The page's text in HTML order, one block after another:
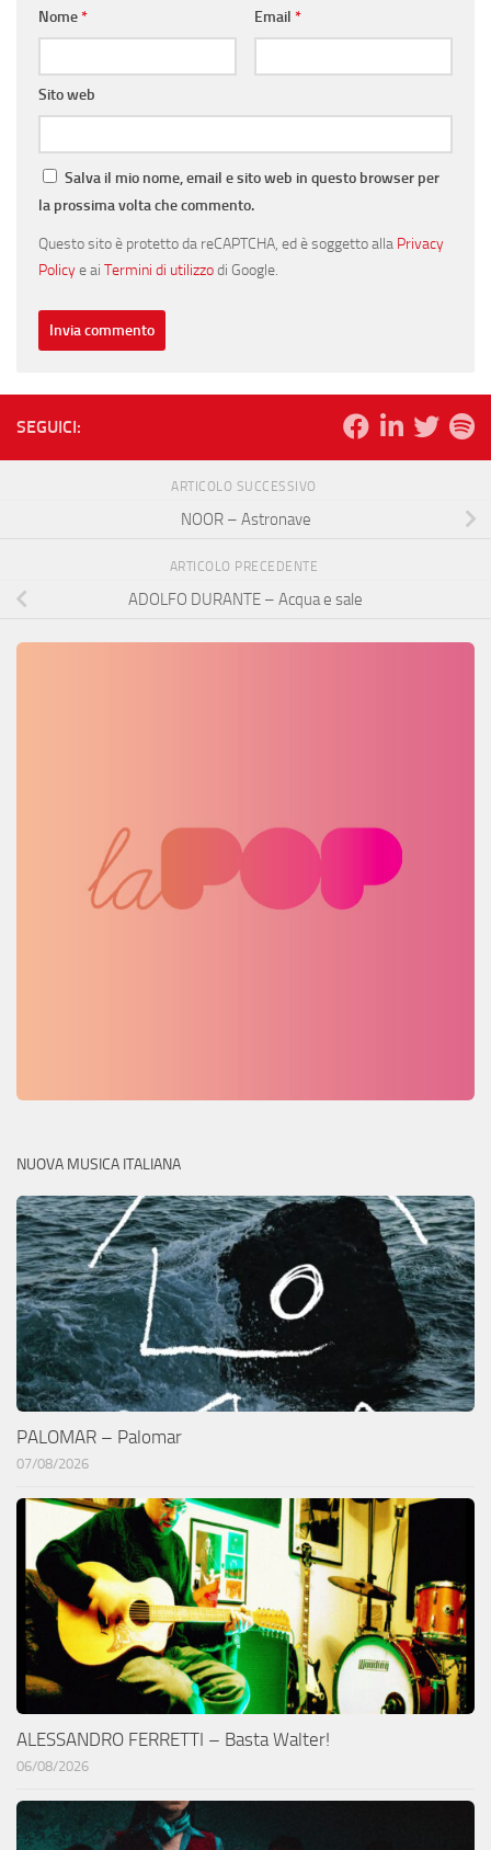
Nome* Email *
Sito web
Salva il mio nome, email e sito web in questo browser per
la prossima volta che commento.
Questo sito è protetto da reCAPTCHA, ed è soggetto alla Privacy
Policye ai Termini di utilizzodi Google.
SEGUICI:
ARTICOLO SUCCESSIVO
NOOR – Astronave
ARTICOLO PRECEDENTE
ADOLFO DURANTE – Acqua e sale
NUOVA MUSICA ITALIANA
PALOMAR – Palomar
07/08/2026
ALESSANDRO FERRETTI – Basta Walter!
06/08/2026